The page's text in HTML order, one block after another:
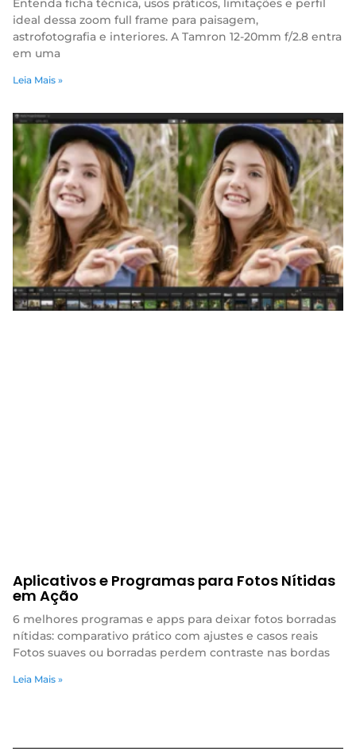
Entenda ficha técnica, usos práticos, limitações e perfil
ideal dessa zoom full frame para paisagem,
astrofotografia e interiores. A Tamron 12-20mm f/2.8 entra
em uma
Leia Mais »
Aplicativos e Programas para Fotos Nítidas
em Ação
6 melhores programas e apps para deixar fotos borradas
nítidas: comparativo prático com ajustes e casos reais
Fotos suaves ou borradas perdem contraste nas bordas
Leia Mais »